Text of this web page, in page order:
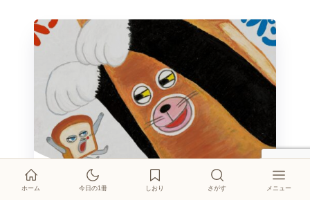
この記事が気に入ったらフォローしよう
絵本紹介 今日の1冊 イベント 登場キャラクターこのブログについてお問い合わせ
ホーム 今日の1冊 しおり さがす メニュー